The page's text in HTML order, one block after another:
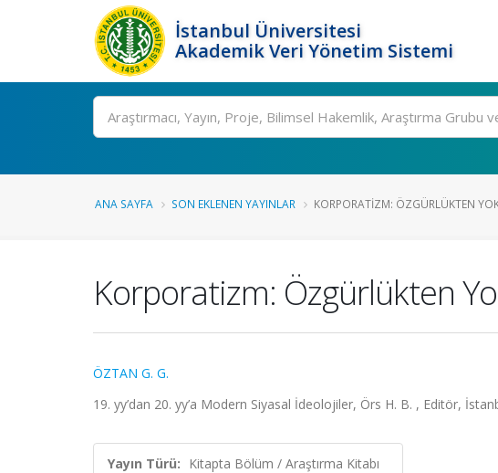
İstanbul Üniversitesi
Akademik Veri Yönetim Sistemi
Ara
ANA SAYFA SON EKLENEN YAYINLAR KORPORATIZM: ÖZGÜRLÜKTEN
Korporatizm: Özgürlükten
ÖZTAN G. G.
19. yy’dan 20. yy’a Modern Siyasal İdeolojiler, Örs H. B. , Editör,
Yayın Türü: Kitapta Bölüm / Araştırma Kitabı